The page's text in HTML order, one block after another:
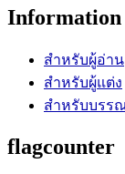
Information
สำหรับผู้อ่าน
สำหรับผู้แต่ง
สำหรับบรร
flagcounter